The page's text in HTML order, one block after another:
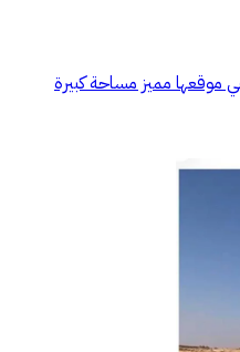
موقعها مميز مساحة كبيرة